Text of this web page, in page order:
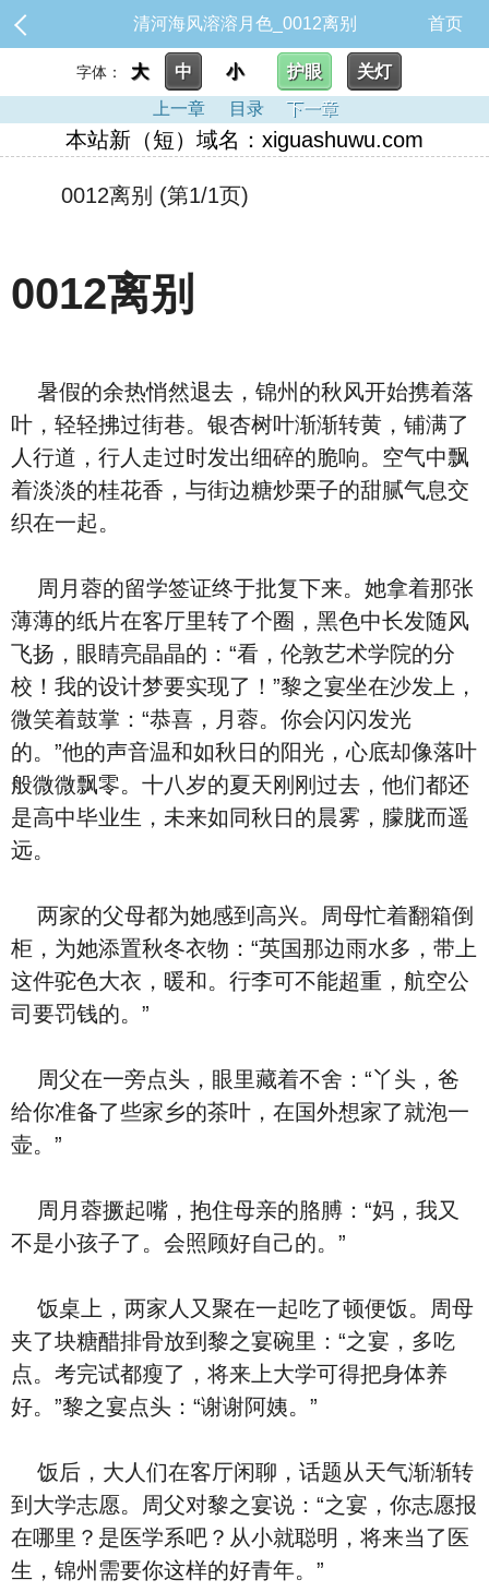
清河海风溶溶月色_0012离别 首页
字体： 大 中 小 护眼
关灯
上一章
目录 下一章
本站新（短）域名：xiguashuwu.com
0012离别 (第1/1页)
0012离别
暑假的余热悄然退去，锦州的秋风开始携着落
叶，轻轻拂过街巷。银杏树叶渐渐转黄，铺满了
人行道，行人走过时发出细碎的脆响。空气中飘
着淡淡的桂花香，与街边糖炒栗子的甜腻气息交
织在一起。
周月蓉的留学签证终于批复下来。她拿着那张
薄薄的纸片在客厅里转了个圈，黑色中长发随风
飞扬，眼睛亮晶晶的：“看，伦敦艺术学院的分
校！我的设计梦要实现了！”黎之宴坐在沙发上，
微笑着鼓掌：“恭喜，月蓉。你会闪闪发光
的。”他的声音温和如秋日的阳光，心底却像落叶
般微微飘零。十八岁的夏天刚刚过去，他们都还
是高中毕业生，未来如同秋日的晨雾，朦胧而遥
远。
两家的父母都为她感到高兴。周母忙着翻箱倒
柜，为她添置秋冬衣物：“英国那边雨水多，带上
这件驼色大衣，暖和。行李可不能超重，航空公
司要罚钱的。”
周父在一旁点头，眼里藏着不舍：“丫头，爸
给你准备了些家乡的茶叶，在国外想家了就泡一
壶。”
周月蓉撅起嘴，抱住母亲的胳膊：“妈，我又
不是小孩子了。会照顾好自己的。”
饭桌上，两家人又聚在一起吃了顿便饭。周母
夹了块糖醋排骨放到黎之宴碗里：“之宴，多吃
点。考完试都瘦了，将来上大学可得把身体养
好。”黎之宴点头：“谢谢阿姨。”
饭后，大人们在客厅闲聊，话题从天气渐渐转
到大学志愿。周父对黎之宴说：“之宴，你志愿报
在哪里？是医学系吧？从小就聪明，将来当了医
生，锦州需要你这样的好青年。”